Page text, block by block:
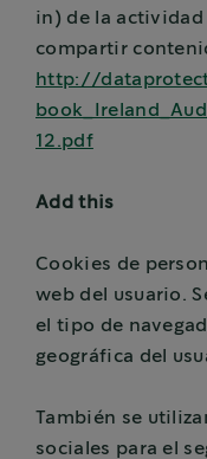
in) de la actividad
compartir
http://
12.pdf
Add this
Cookies de
web del usuario.
el tipo de
geográfica del
También se
sociales para el